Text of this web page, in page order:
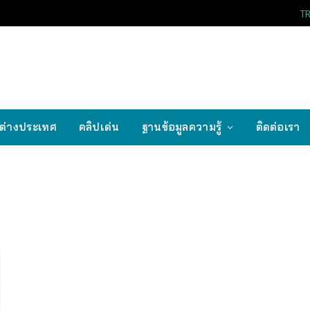
ต่างประเทศ คลิปเด่น ฐานข้อมูลความรู้ ติดต่อเรา